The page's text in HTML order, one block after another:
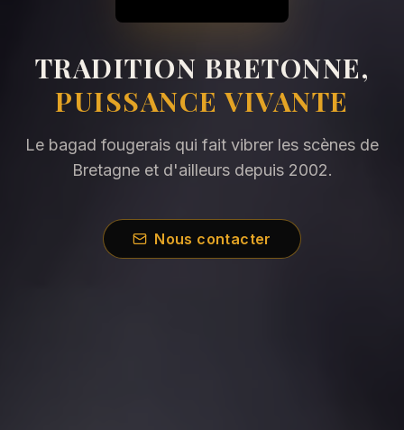
TRADITION BRETONNE,
PUISSANCE VIVANTE
Le bagad fougerais qui fait vibrer les scènes de
Bretagne et d'ailleurs depuis 2002.
Nous contacter